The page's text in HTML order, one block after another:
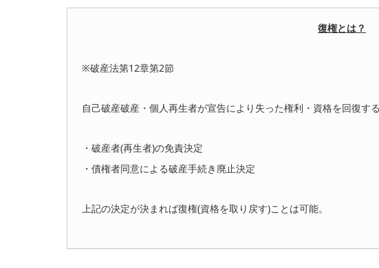
復権とは？
※破産法第12章第2節
自己破産破産・個人再生者が宣告により失った権利・資格を回復する
・破産者(再生者)の免責決定
・債権者同意による破産手続き廃止決定
上記の決定が決まれば復権(資格を取り戻す)ことは可能。